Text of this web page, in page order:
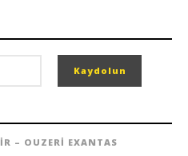
– OUZERI EXANTAS